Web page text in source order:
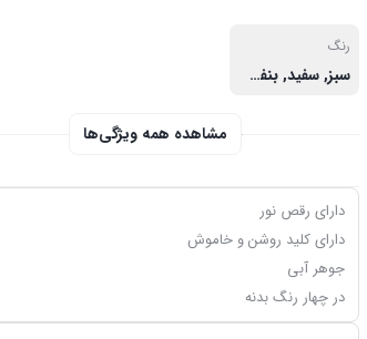
رنگ
سبز, سفید, بنفش, صورتی
مشاهده همه ویژگی‌ها
دارای رقص نور
دارای کلید روشن و خاموش
جوهر آبی
در چهار رنگ بدنه